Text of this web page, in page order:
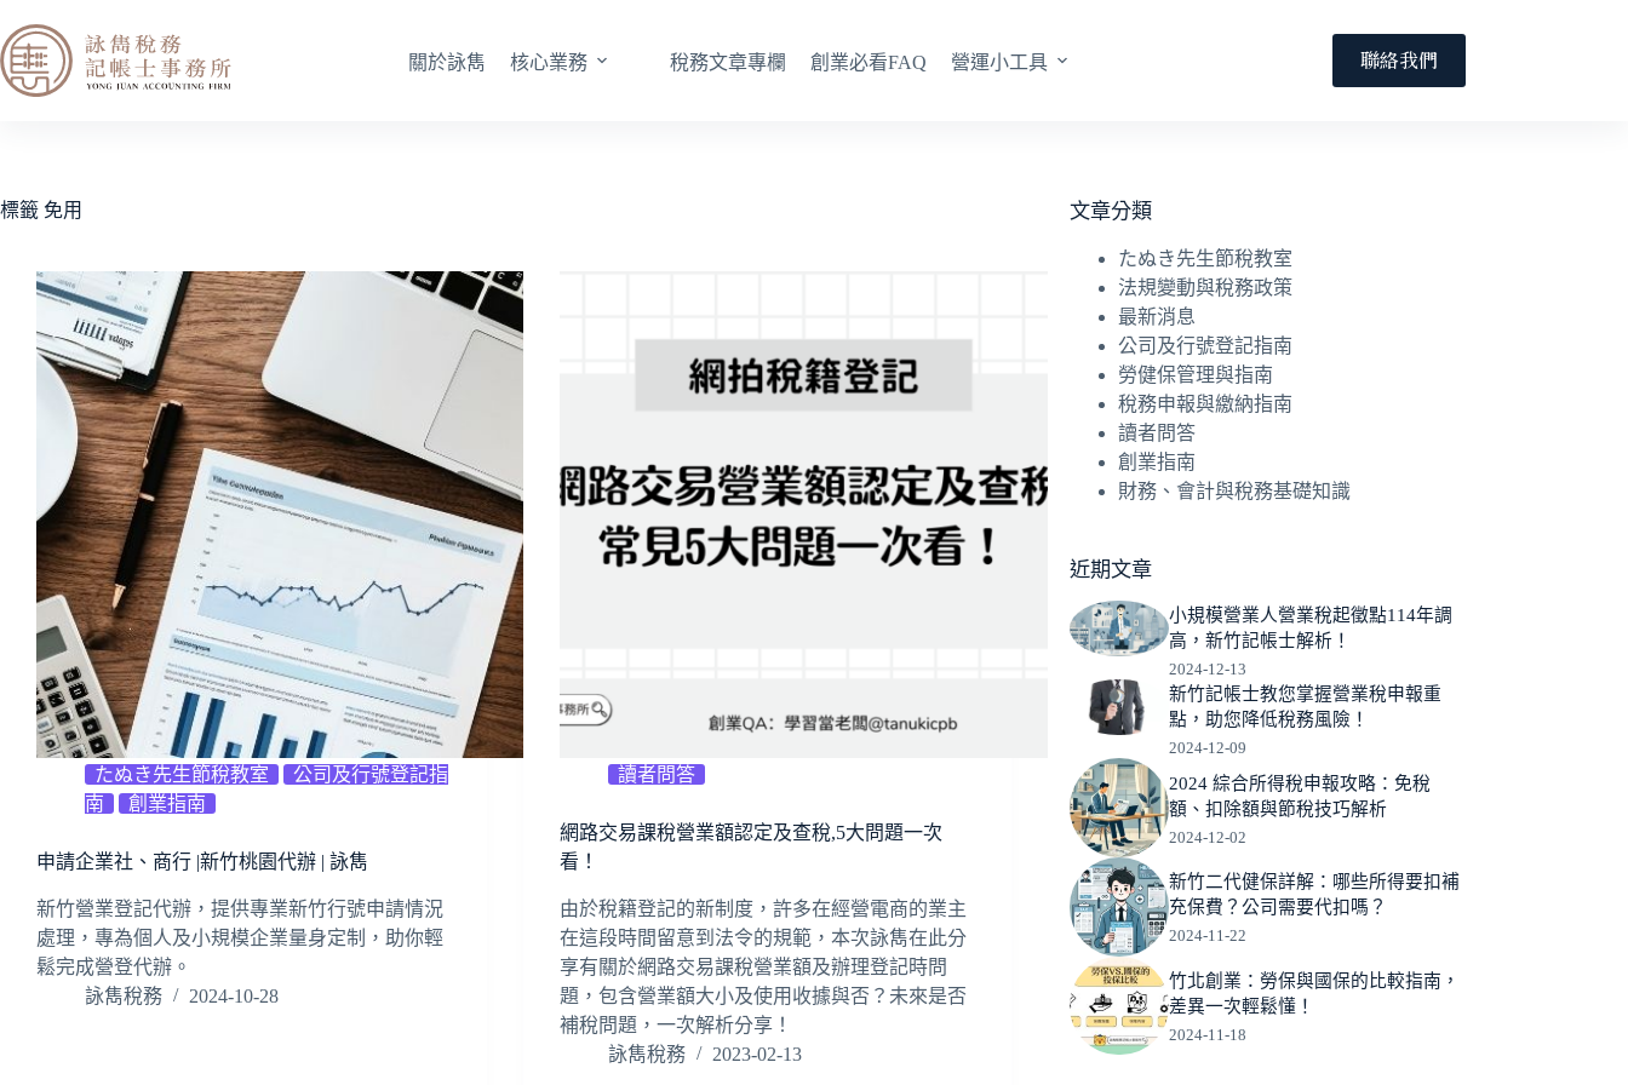
關於詠雋 核心業務 稅務文章專欄 創業必看FAQ 營運小工具 聯絡我們
標籤 免用
たぬき先生節稅教室
公司及行號登記指
南
創業指南
申請企業社、商行 |新竹桃園代辦 | 詠雋
新竹營業登記代辦，提供專業新竹行號申請情況
處理，專為個人及小規模企業量身定制，助你輕
鬆完成營登代辦。
詠雋稅務
2024-10-28
讀者問答
網路交易課稅營業額認定及查稅,5大問題一次
看！
由於稅籍登記的新制度，許多在經營電商的業主
在這段時間留意到法令的規範，本次詠雋在此分
享有關於網路交易課稅營業額及辦理登記時問
題，包含營業額大小及使用收據與否？未來是否
補稅問題，一次解析分享！
詠雋稅務
2023-02-13
文章分類
たぬき先生節稅教室
法規變動與稅務政策
最新消息
公司及行號登記指南
勞健保管理與指南
稅務申報與繳納指南
讀者問答
創業指南
財務、會計與稅務基礎知識
近期文章
小規模營業人營業稅起徵點114年調
高，新竹記帳士解析！
2024-12-13
新竹記帳士教您掌握營業稅申報重
點，助您降低稅務風險！
2024-12-09
2024 綜合所得稅申報攻略：免稅
額、扣除額與節稅技巧解析
2024-12-02
新竹二代健保詳解：哪些所得要扣補
充保費？公司需要代扣嗎？
2024-11-22
竹北創業：勞保與國保的比較指南，
差異一次輕鬆懂！
2024-11-18